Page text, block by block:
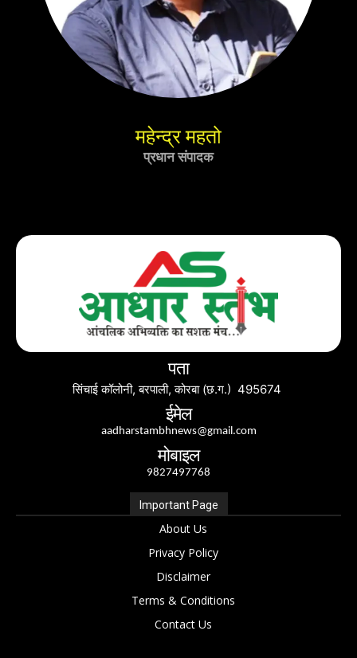
महेन्द्र महतो
प्रधान संपादक
पता
सिंचाई कॉलोनी, बरपाली, कोरबा (छ.ग.) 495674
ईमेल
aadharstambhnews@gmail.com
मोबाइल
9827497768
Important Page
About Us
Privacy Policy
Disclaimer
Terms & Conditions
Contact Us